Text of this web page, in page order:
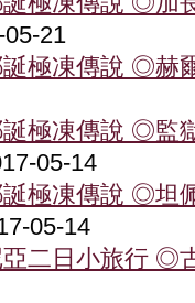
05-21
極凍傳說 ◎赫
極凍傳說 ◎監
05-14
極凍傳說 ◎坦
05-14
亞二日小旅行 ◎